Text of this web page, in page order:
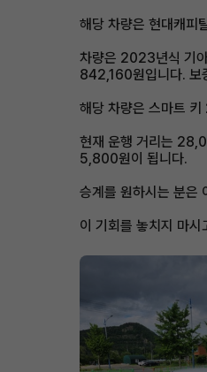
해당 차량은 현대캐
차량은 2023년식 기
842,160원입니다.
해당 차량은 스마트
현재 운행 거리는
5,800원이 됩니다.
승계를 원하시는 분은
이 기회를 놓치지 마